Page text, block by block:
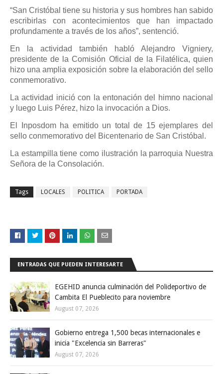
“San Cristóbal tiene su historia y sus hombres han sabido
escribirlas con acontecimientos que han impactado
profundamente a través de los años”, sentenció.
En la actividad también habló Alejandro Vigniery,
presidente de la Comisión Oficial de la Filatélica, quien
hizo una amplia exposición sobre la elaboración del sello
conmemorativo.
La actividad inició con la entonación del himno nacional
y luego Luis Pérez, hizo la invocación a Dios.
El Inposdom ha emitido un total de 15 ejemplares del
sello conmemorativo del Bicentenario de San Cristóbal.
La estampilla tiene como ilustración la parroquia Nuestra
Señora de la Consolación.
Tags LOCALES POLITICA PORTADA
ENTRADAS QUE PUEDEN INTERESARTE
EGEHID anuncia culminación del Polideportivo de
Cambita El Pueblecito para noviembre
August 07, 2026
Gobierno entrega 1,500 becas internacionales e
inicia "Excelencia sin Barreras"
August 07, 2026